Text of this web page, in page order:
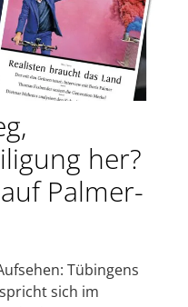
her?
Palmer-
Tübingens
sich im